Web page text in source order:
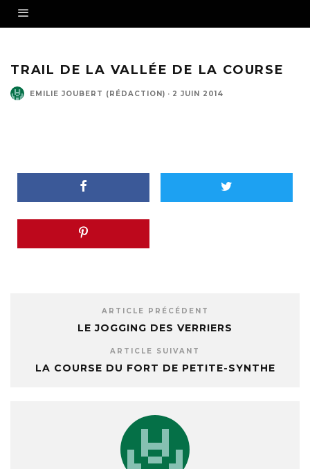
TRAIL DE LA VALLÉE DE LA COURSE
EMILIE JOUBERT (RÉDACTION) · 2 JUIN 2014
ARTICLE PRÉCÉDENT
LE JOGGING DES VERRIERS
ARTICLE SUIVANT
LA COURSE DU FORT DE PETITE-SYNTHE